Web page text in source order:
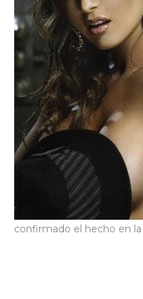
confirmado el hecho en